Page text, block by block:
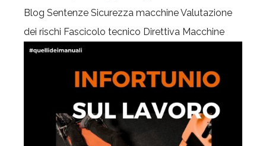
Blog Sentenze Sicurezza macchineValutazione
dei rischi Fascicolo tecnico Direttiva Macchine